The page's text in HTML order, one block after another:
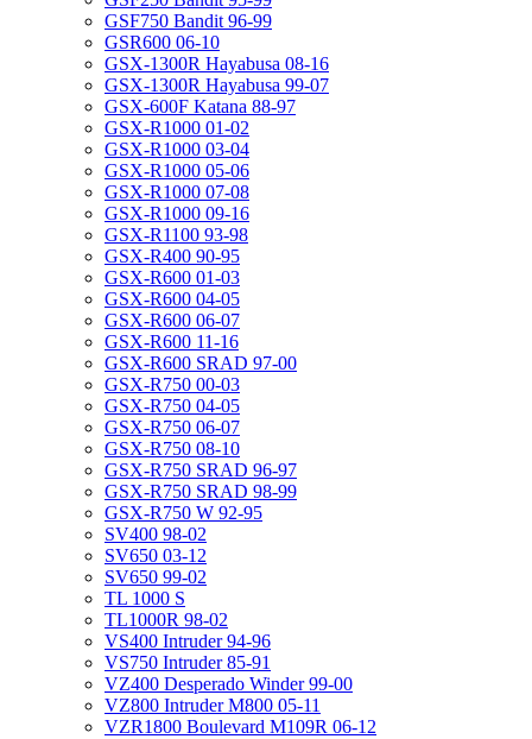
GSF750 Bandit 96-99
GSR600 06-10
GSX-1300R Hayabusa 08-16
GSX-1300R Hayabusa 99-07
GSX-600F Katana 88-97
GSX-R1000 01-02
GSX-R1000 03-04
GSX-R1000 05-06
GSX-R1000 07-08
GSX-R1000 09-16
GSX-R1100 93-98
GSX-R400 90-95
GSX-R600 01-03
GSX-R600 04-05
GSX-R600 06-07
GSX-R600 11-16
GSX-R600 SRAD 97-00
GSX-R750 00-03
GSX-R750 04-05
GSX-R750 06-07
GSX-R750 08-10
GSX-R750 SRAD 96-97
GSX-R750 SRAD 98-99
GSX-R750 W 92-95
SV400 98-02
SV650 03-12
SV650 99-02
TL 1000 S
TL1000R 98-02
VS400 Intruder 94-96
VS750 Intruder 85-91
VZ400 Desperado Winder 99-00
VZ800 Intruder M800 05-11
VZR1800 Boulevard M109R 06-12